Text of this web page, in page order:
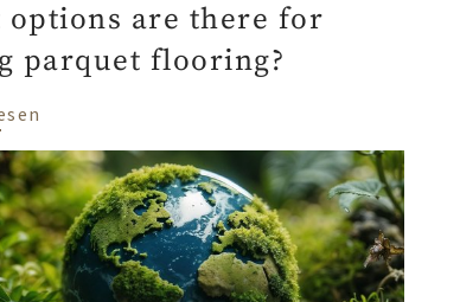
is better?
options are there for
parquet flooring?